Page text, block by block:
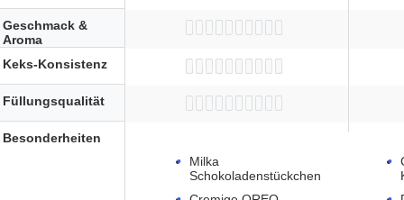
Milka
Schokoladenstückchen
Geschmack &
Aroma
Keks-Konsistenz
Füllungsqualität
Besonderheiten